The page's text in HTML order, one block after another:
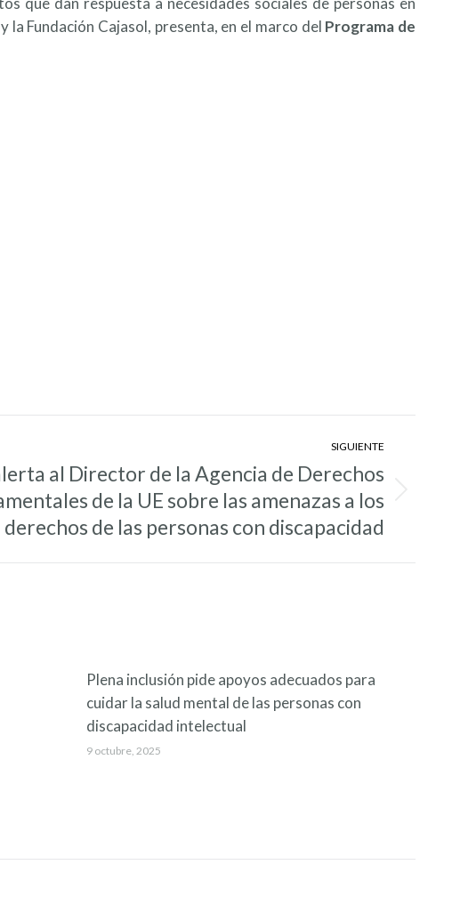
la Fundación Cajasol, presenta, en el marco del Programa de
SIGUIENTE
al Director de la Agencia de Derechos
de la UE sobre las amenazas a los
derechos de las personas con discapacidad
Plena inclusión pide apoyos adecuados para
cuidar la salud mental de las personas con
discapacidad intelectual
9 octubre, 2025